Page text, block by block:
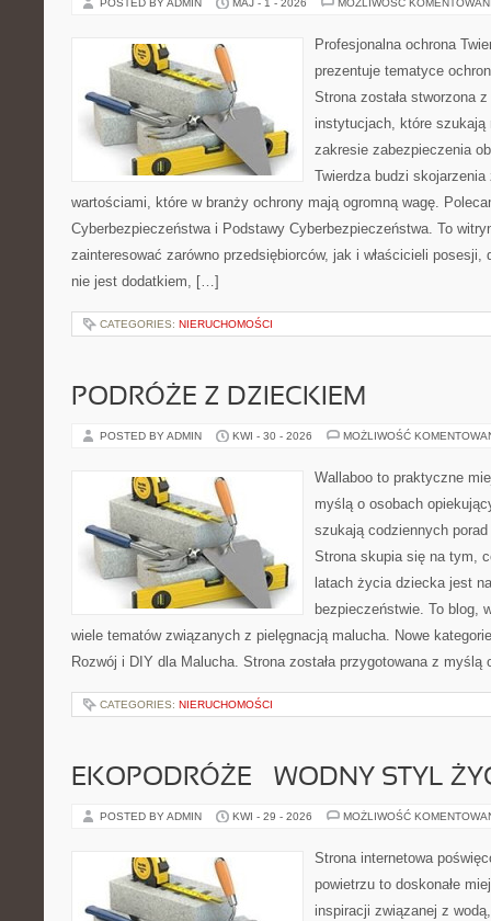
POSTED BY ADMIN MAJ - 1 - 2026 MOŻLIWOŚĆ
Profesjonalna ochrona
prezentuje tematyce
Strona została stworzona
instytucjach, które szukają
zakresie zabezpieczenia
Twierdza budzi
wartościami, które w branży ochrony mają ogromną wagę.
Cyberbezpieczeństwa i Podstawy Cyberbezpieczeństwa. To
zainteresować zarówno przedsiębiorców, jak i właścicieli
nie jest dodatkiem, […]
CATEGORIES: NIERUCHOMOŚCI
PODRÓŻE Z DZIECKIEM
POSTED BY ADMIN KWI - 30 - 2026 MOŻLIWOŚĆ
Wallaboo to praktyczne
myślą o osobach
szukają codziennych
Strona skupia się na tym,
latach życia dziecka jest
bezpieczeństwie. To blog,
wiele tematów związanych z pielęgnacją malucha. Nowe
Rozwój i DIY dla Malucha. Strona została przygotowana z
CATEGORIES: NIERUCHOMOŚCI
EKOPODRÓŻE – WODNY STYL
POSTED BY ADMIN KWI - 29 - 2026 MOŻLIWOŚĆ
Strona internetowa
powietrzu to doskonałe
inspiracji związanej z